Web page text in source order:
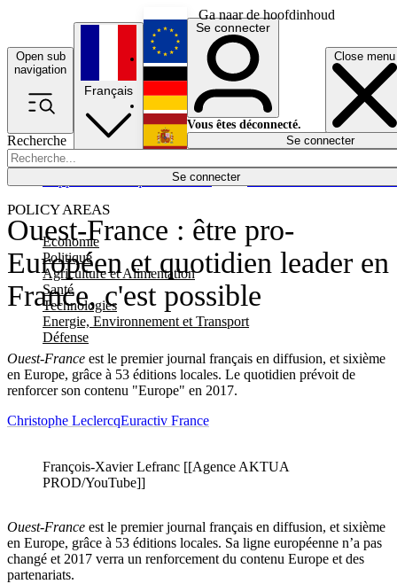
Ga naar de hoofdinhoud
Open sub
navigation
Close menu
Recherche
Se connecter
POLICY AREAS
Economie
Politique
Agriculture et Alimentation
Santé
Technologies
Energie, Environnement et Transport
Défense
Économie
Français
English
Deutsch
Español
Se connecter
Vous êtes déconnecté.
Se connecter
Ouest-France : être pro-
Européen et quotidien leader en
France, c'est possible
Ouest-France est le premier journal français en diffusion, et sixième
en Europe, grâce à 53 éditions locales. Le quotidien prévoit de
renforcer son contenu "Europe" en 2017.
Christophe LeclercqEuractiv France
François-Xavier Lefranc [[Agence AKTUA
PROD/YouTube]]
Ouest-France est le premier journal français en diffusion, et sixième
en Europe, grâce à 53 éditions locales. Sa ligne européenne n’a pas
changé et 2017 verra un renforcement du contenu Europe et des
partenariats.